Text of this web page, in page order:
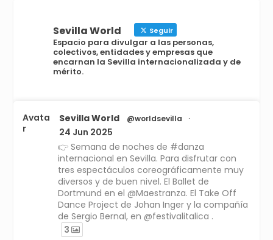
Sevilla World Seguir
Espacio para divulgar a las personas,
colectivos, entidades y empresas que
encarnan la Sevilla internacionalizada y de
mérito.
Avata
r
Sevilla World @worldsevilla ·
24 Jun 2025
👉 Semana de noches de #danza
internacional en Sevilla. Para disfrutar con
tres espectáculos coreográficamente muy
diversos y de buen nivel. El Ballet de
Dortmund en el @Maestranza. El Take Off
Dance Project de Johan Inger y la compañía
de Sergio Bernal, en @festivalitalica .
3